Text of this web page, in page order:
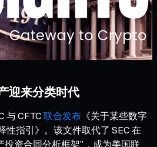
迎来分类时代
与 CFTC 联合发布 《关于某些数字
性指引》。该文件取代了 SEC 在
投资合同分析框架”，成为美国联